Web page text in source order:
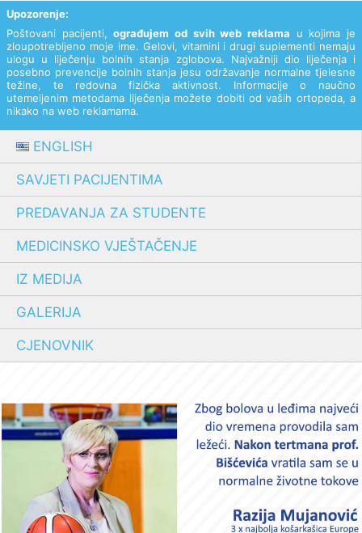
Upozorenje:
Poštovani pacijenti,ograđujem od svih web reklama u kojima je
zloupotrebljeno moje ime. Gelovi, vitamini i drugi suplementi nemaju
ulogu u liječenju bolnih stanja zglobova. Najvažniji dio liječenja i
posebno prevencije bolnih stanja jesu održavanje normalne tjelesne
težine, te redovna fizička aktivnost. Informacije o naučno
utemeljenim metodama liječenja možete dobiti od vaših ortopeda, a
nikako na web reklamama.
ENGLISH
SAVJETI PACIJENTIMA
PREDAVANJA ZA STUDENTE
MEDICINSKO VJEŠTAČENJE
IZ MEDIJA
GALERIJA
CJENOVNIK